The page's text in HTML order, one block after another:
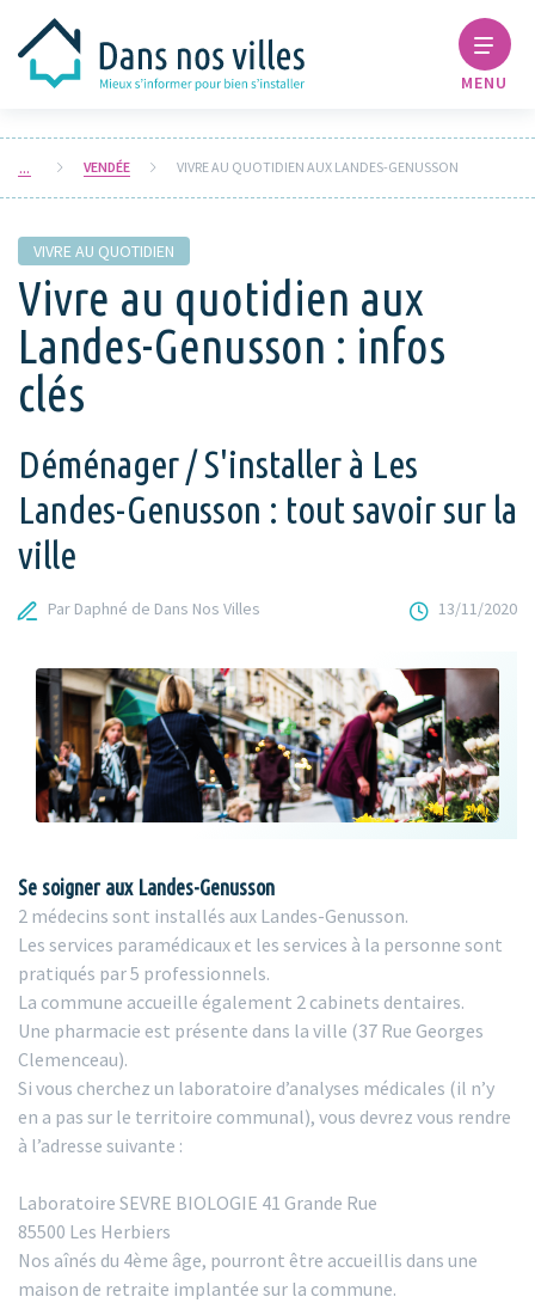
MENU
VENDÉE VIVRE AU QUOTIDIEN AUX LANDES-GENUSSON
VIVRE AU QUOTIDIEN
Vivre au quotidien aux
Landes-Genusson : infos
clés
Déménager / S'installer à Les
Landes-Genusson : tout savoir sur la
ville
Par Daphné de Dans Nos Villes 13/11/2020
Se soigner aux Landes-Genusson
2 médecins sont installés aux Landes-Genusson.
Les services paramédicaux et les services à la personne sont
pratiqués par 5 professionnels.
La commune accueille également 2 cabinets dentaires.
Une pharmacie est présente dans la ville (37 Rue Georges
Clemenceau).
Si vous cherchez un laboratoire d’analyses médicales (il n’y
en a pas sur le territoire communal), vous devrez vous rendre
à l’adresse suivante :
Laboratoire SEVRE BIOLOGIE 41 Grande Rue
85500 Les Herbiers
Nos aînés du 4ème âge, pourront être accueillis dans une
maison de retraite implantée sur la commune.